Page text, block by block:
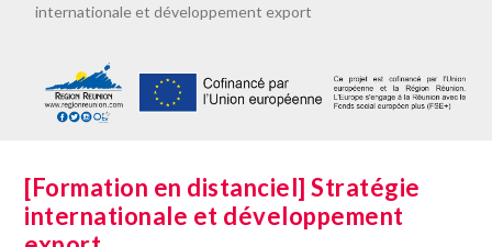
internationale et développement export
[Formation en distanciel] Stratégie
internationale et développement